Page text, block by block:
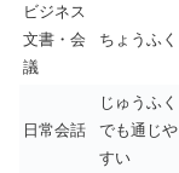
ビジネス
文書・会
議
ちょうふく
日常会話
じゅうふく
でも通じや
すい